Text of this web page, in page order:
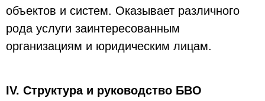
объектов и систем. Оказывает различного
рода услуги заинтересованным
организациям и юридическим лицам.
IV. Структура и руководство БВО